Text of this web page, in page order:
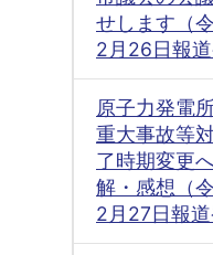
せします（
2月26日報道
原子力発電
重大事故等
了時期変更
解・感想（
2月27日報道